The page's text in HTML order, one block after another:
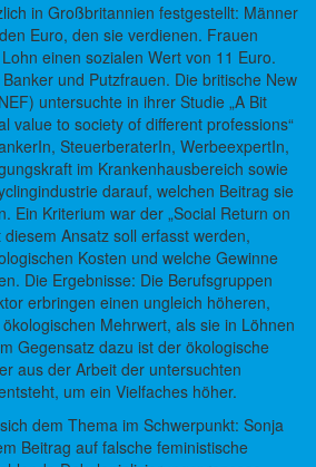
in Großbritannien festgestellt: Männer
Euro, den sie verdienen. Frauen
einen sozialen Wert von 11 Euro.
und Putzfrauen. Die britische New
untersuchte in ihrer Studie „A Bit
value to society of different professions“
SteuerberaterIn, WerbeexpertIn,
im Krankenhausbereich sowie
darauf, welchen Beitrag sie
Ein Kriterium war der „Social Return on
Ansatz soll erfasst werden,
Kosten und welche Gewinne
Die Ergebnisse: Die Berufsgruppen
erbringen einen ungleich höheren,
Mehrwert, als sie in Löhnen
Gegensatz dazu ist der ökologische
aus der Arbeit der untersuchten
um ein Vielfaches höher.
dem Thema im Schwerpunkt: Sonja
Beitrag auf falsche feministische